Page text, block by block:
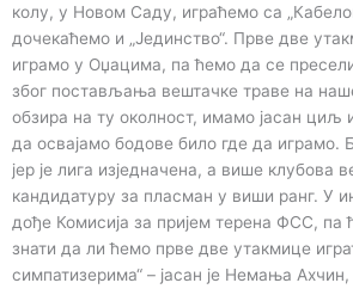
колу, у Новом Саду, играћемо са
дочекаћемо и „Јединство“. Прве две
играмо у Оџацима, па ћемо да се
због постављања вештачке траве на
обзира на ту околност, имамо јасан циљ
да освајамо бодове било где да играмо.
јер је лига изједначена, а више клубова
кандидатуру за пласман у виши ранг. У
дође Комисија за пријем терена ФСС, па
знати да ли ћемо прве две утакмице
симпатизерима“ – јасан је Немања